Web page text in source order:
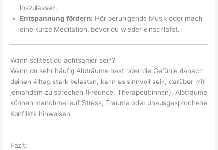
loszulassen.
Entspannung fördern: Hör beruhigende Musik oder mach
eine kurze Meditation, bevor du wieder einschläfst.
Wann solltest du achtsamer sein?
Wenn du sehr häufig Albträume hast oder die Gefühle danach
deinen Alltag stark belasten, kann es sinnvoll sein, darüber mit
jemandem zu sprechen (Freunde, Therapeut:innen). Albträume
können manchmal auf Stress, Trauma oder unausgesprochene
Konflikte hinweisen.
Fazit: